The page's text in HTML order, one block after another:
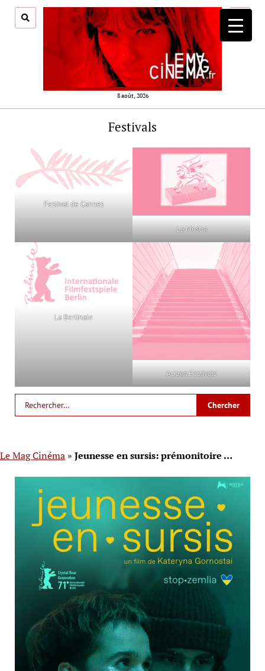
8 août, 2026
menu
Festivals
Festival de Cannes
La Mostra
La Berlinale
Autres Festivals
Le Mag Cinéma » Jeunesse en sursis: prémonitoire …